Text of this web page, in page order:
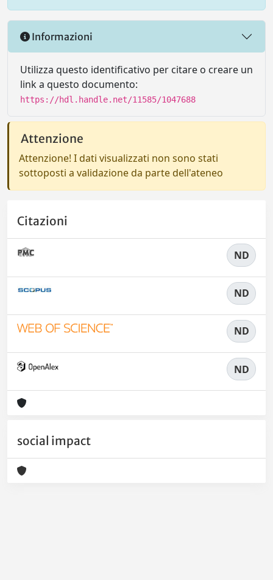
Informazioni
Utilizza questo identificativo per citare o creare un
link a questo documento:
https://hdl.handle.net/11585/1047688
Attenzione
Attenzione! I dati visualizzati non sono stati
sottoposti a validazione da parte dell'ateneo
Citazioni
ND
ND
ND
ND
social impact